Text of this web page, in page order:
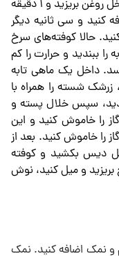
ماهی تابه خارج کنید. رب گوجه فرنگی را داخل روغن بریزید و ۱ دقیقه
کنید و سی ثانیه دیگر
حالا کوفته‌های سرخ
ببندید و حرارت را کم
داخل یک ماهی تابه
زرشک شسته را همراه با
سپس خلال پسته و
را خاموش کنید و این
را خاموش کنید. بعد از
دیس بکشید و کوفته
بریزید و میل کنید، نوش
و نمک اضافه کنید. نمک